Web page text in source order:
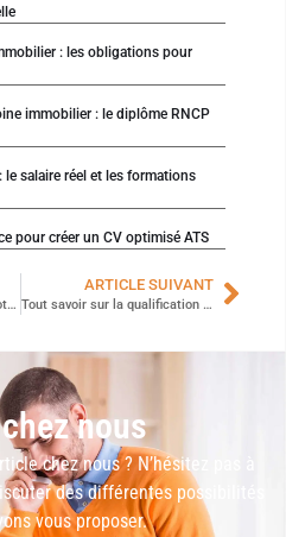
: les obligations pour
immobilier : le diplôme RNCP
le salaire réel et les formations
pour créer un CV optimisé ATS
Comment évaluer et suivre votre empreinte carbone d’entreprise ?
ARTICLE SUIVANT
Tout savoir sur la qualification d’ambulancier : formation et compétences requises
nous
chez nous ? N’hésitez pas à
des différentes possibilités
vous proposer.